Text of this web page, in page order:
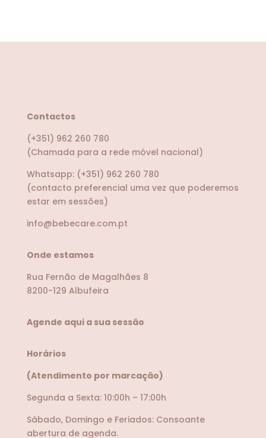
Contactos
(+351) 962 260 780
(Chamada para a rede móvel nacional)
Whatsapp: (+351) 962 260 780
(contacto preferencial uma vez que poderemos
estar em sessões)
info@bebecare.com.pt
Onde estamos
Rua Fernão de Magalhães 8
8200-129 Albufeira
Agende aqui a sua sessão
Horários
(Atendimento por marcação)
Segunda a Sexta: 10:00h – 17:00h
Sábado, Domingo e Feriados: Consoante
abertura de agenda.